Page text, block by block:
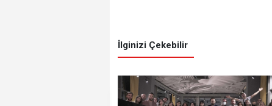
İlginizi Çekebilir